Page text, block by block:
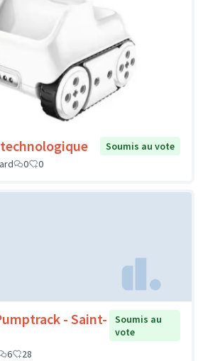
Soumis au vote
0 0
- Saint-
Soumis au
vote
6 28